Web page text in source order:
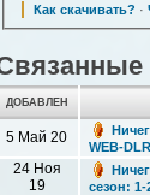
Как скачивать? ·
ДОБАВЛЕН
5 Май 20
WEB-
24 Ноя
19
сезон: